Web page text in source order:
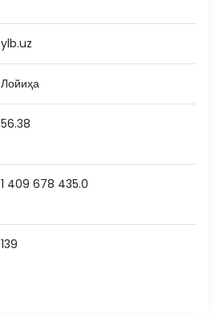
ylb.uz
Лойиҳа
56.38
1 409 678 435.0
139